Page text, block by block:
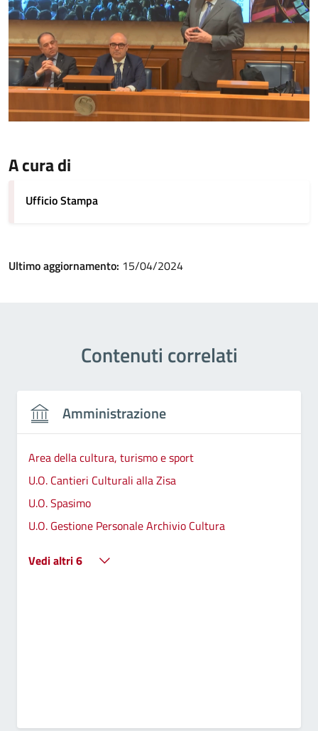
A cura di
Ufficio Stampa
Ultimo aggiornamento: 15/04/2024
Contenuti correlati
Amministrazione
Area della cultura, turismo e sport
U.O. Cantieri Culturali alla Zisa
U.O. Spasimo
U.O. Gestione Personale Archivio Cultura
Vedi altri 6